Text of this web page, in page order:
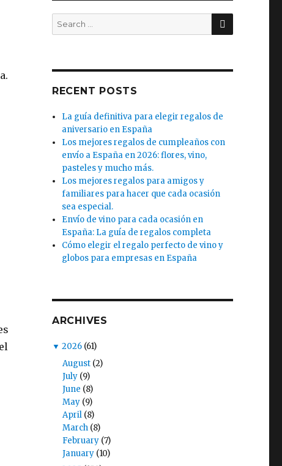
Search
for:
SEARCH
RECENT POSTS
La guía definitiva para elegir regalos de
aniversario en España
Los mejores regalos de cumpleaños con
envío a España en 2026: flores, vino,
pasteles y mucho más.
Los mejores regalos para amigos y
familiares para hacer que cada ocasión
sea especial.
Envío de vino para cada ocasión en
España: La guía de regalos completa
Cómo elegir el regalo perfecto de vino y
globos para empresas en España
ARCHIVES
▼ 2026 (61)
August (2)
July (9)
June (8)
May (9)
April (8)
March (8)
February (7)
January (10)